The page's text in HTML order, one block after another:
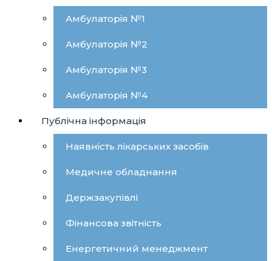
Амбулаторія №1
Амбулаторія №2
Амбулаторія №3
Амбулаторія №4
Публічна інформація
Наявність лікарських засобів
Медичне обладнання
Держзакупівлі
Фінансова звітність
Енергетичний менеджмент